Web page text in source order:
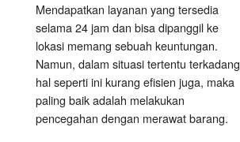
Mendapatkan layanan yang tersedia
selama 24 jam dan bisa dipanggil ke
lokasi memang sebuah keuntungan.
Namun, dalam situasi tertentu terkadang
hal seperti ini kurang efisien juga, maka
paling baik adalah melakukan
pencegahan dengan merawat barang.